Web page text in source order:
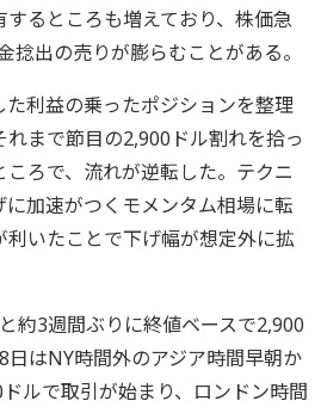
るところも増えており、株価急
捻出の売りが膨らむことがある。
利益の乗ったポジションを整理
まで節目の2,900ドル割れを拾っ
ろで、流れが逆転した。テクニ
加速がつくモメンタム相場に転
利いたことで下げ幅が想定外に拡
約3週間ぶりに終値ベースで2,900
日はNY時間外のアジア時間早朝か
ルで取引が始まり、ロンドン時間